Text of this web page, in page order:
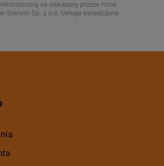
na wskazany przeze mnie
System Sp. z o.o. Usługa świadczona